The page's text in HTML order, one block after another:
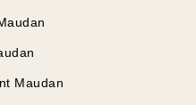
Maudan